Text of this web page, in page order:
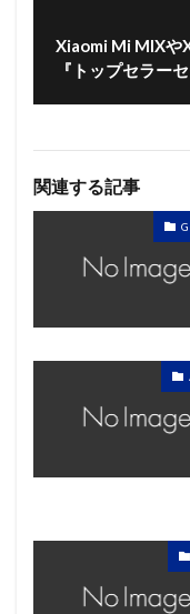
Xiaomi Mi MIXや
『トップセラー
関連する記事